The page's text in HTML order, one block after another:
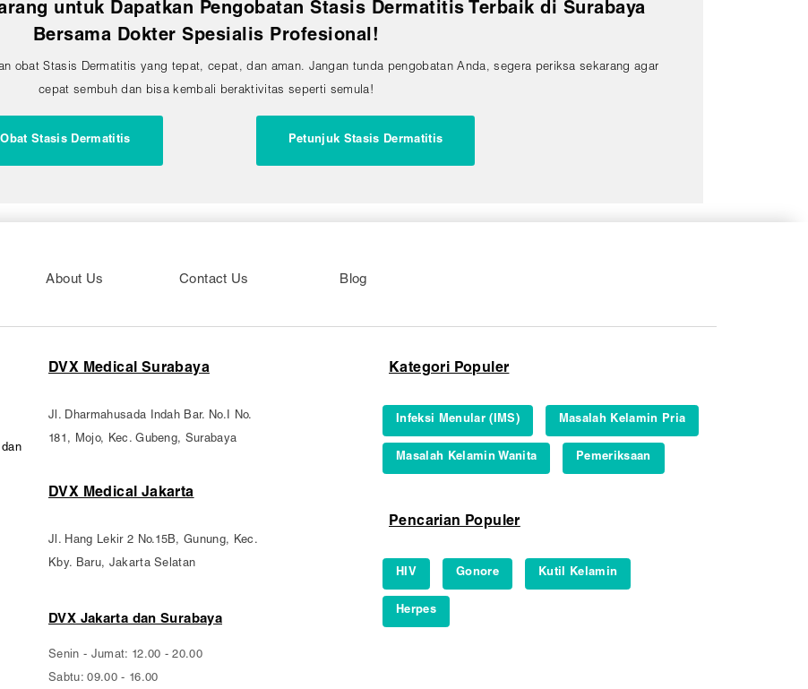
untuk Dapatkan Pengobatan Stasis Dermatitis Terbaik di Surabaya
Bersama Dokter Spesialis Profesional!
obat Stasis Dermatitis yang tepat, cepat, dan aman. Jangan tunda pengobatan Anda, segera periksa sekarang agar
cepat sembuh dan bisa kembali beraktivitas seperti semula!
Obat Stasis Dermatitis Petunjuk Stasis Dermatitis
About Us Contact Us Blog
DVX Medical Surabaya
Jl. Dharmahusada Indah Bar. No.I No.
181, Mojo, Kec. Gubeng, Surabaya
DVX Medical Jakarta
Jl. Hang Lekir 2 No.15B, Gunung, Kec.
Kby. Baru, Jakarta Selatan
DVX Jakarta dan Surabaya
Senin - Jumat: 12.00 - 20.00
Sabtu: 09.00 - 16.00
Kategori Populer
Infeksi Menular (IMS) Masalah Kelamin Pria
Masalah Kelamin Wanita Pemeriksaan
Pencarian Populer
HIV Gonore Kutil Kelamin
Herpes